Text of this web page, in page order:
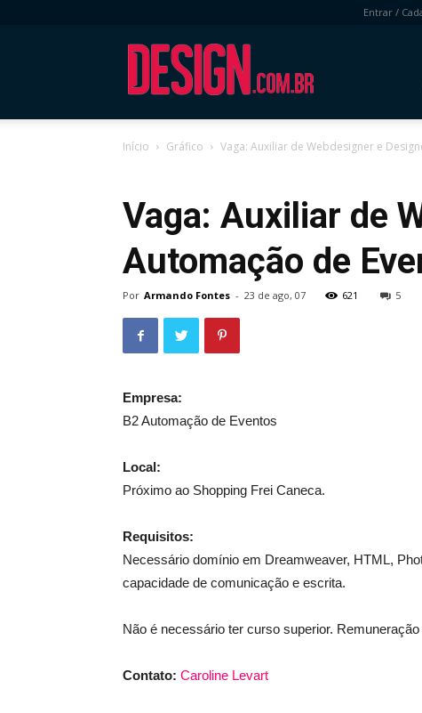
Entrar /
Início Gráfico Vaga: Auxiliar de Webdesigner e
Vaga: Auxiliar de
Automação de
Por Armando Fontes - 23 de ago, 07 621 5
Empresa:
B2 Automação de Eventos
Local:
Próximo ao Shopping Frei Caneca.
Requisitos:
Necessário domínio em Dreamweaver, HTML,
capacidade de comunicação e escrita.
Não é necessário ter curso superior. Remuneração
Contato: Caroline Levart